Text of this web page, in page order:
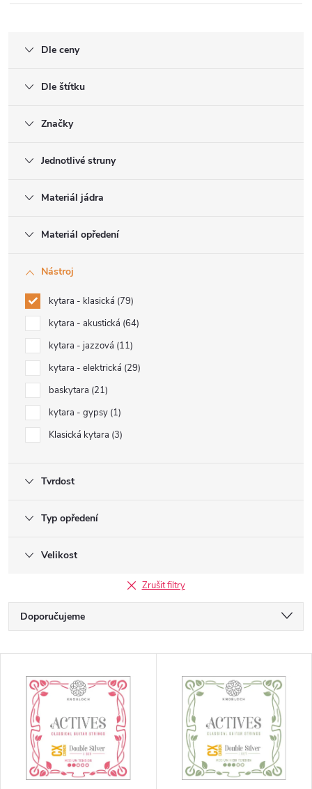
Dle ceny
Dle štítku
Značky
Jednotlivé struny
Materiál jádra
Materiál opředení
Nástroj
kytara - klasická 79
kytara - akustická 64
kytara - jazzová 11
kytara - elektrická 29
baskytara 21
kytara - gypsy 1
Klasická kytara 3
Tvrdost
Typ opředení
Velikost
Zrušit filtry
Ř
a
Doporučujeme
Nejprodávanější
Abecedně
V